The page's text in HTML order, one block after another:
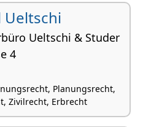
Ueltschi
Ueltschi & Studer
4
Planungsrecht,
Zivilrecht, Erbrecht